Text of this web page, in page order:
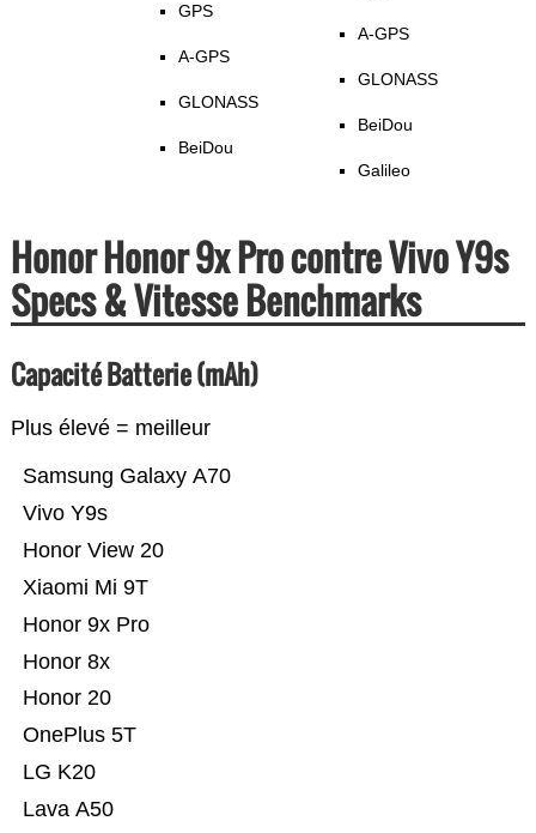
GPS
A-GPS
GLONASS
BeiDou
A-GPS
GLONASS
BeiDou
Galileo
Honor Honor 9x Pro contre Vivo Y9s
Specs & Vitesse Benchmarks
Capacité Batterie (mAh)
Plus élevé = meilleur
Lava A50
LG K20
OnePlus 5T
Honor 20
Honor 8x
Honor 9x Pro
Xiaomi Mi 9T
Honor View 20
Vivo Y9s
Samsung Galaxy A70